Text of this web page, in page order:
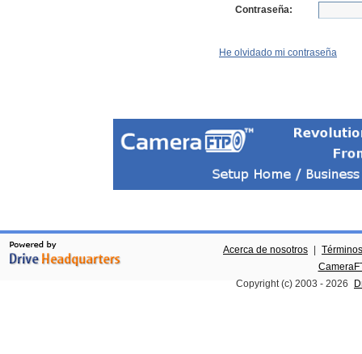
Contraseña:
He olvidado mi contraseña
Acerca de nosotros
Copyright (c) 2003 - 2026